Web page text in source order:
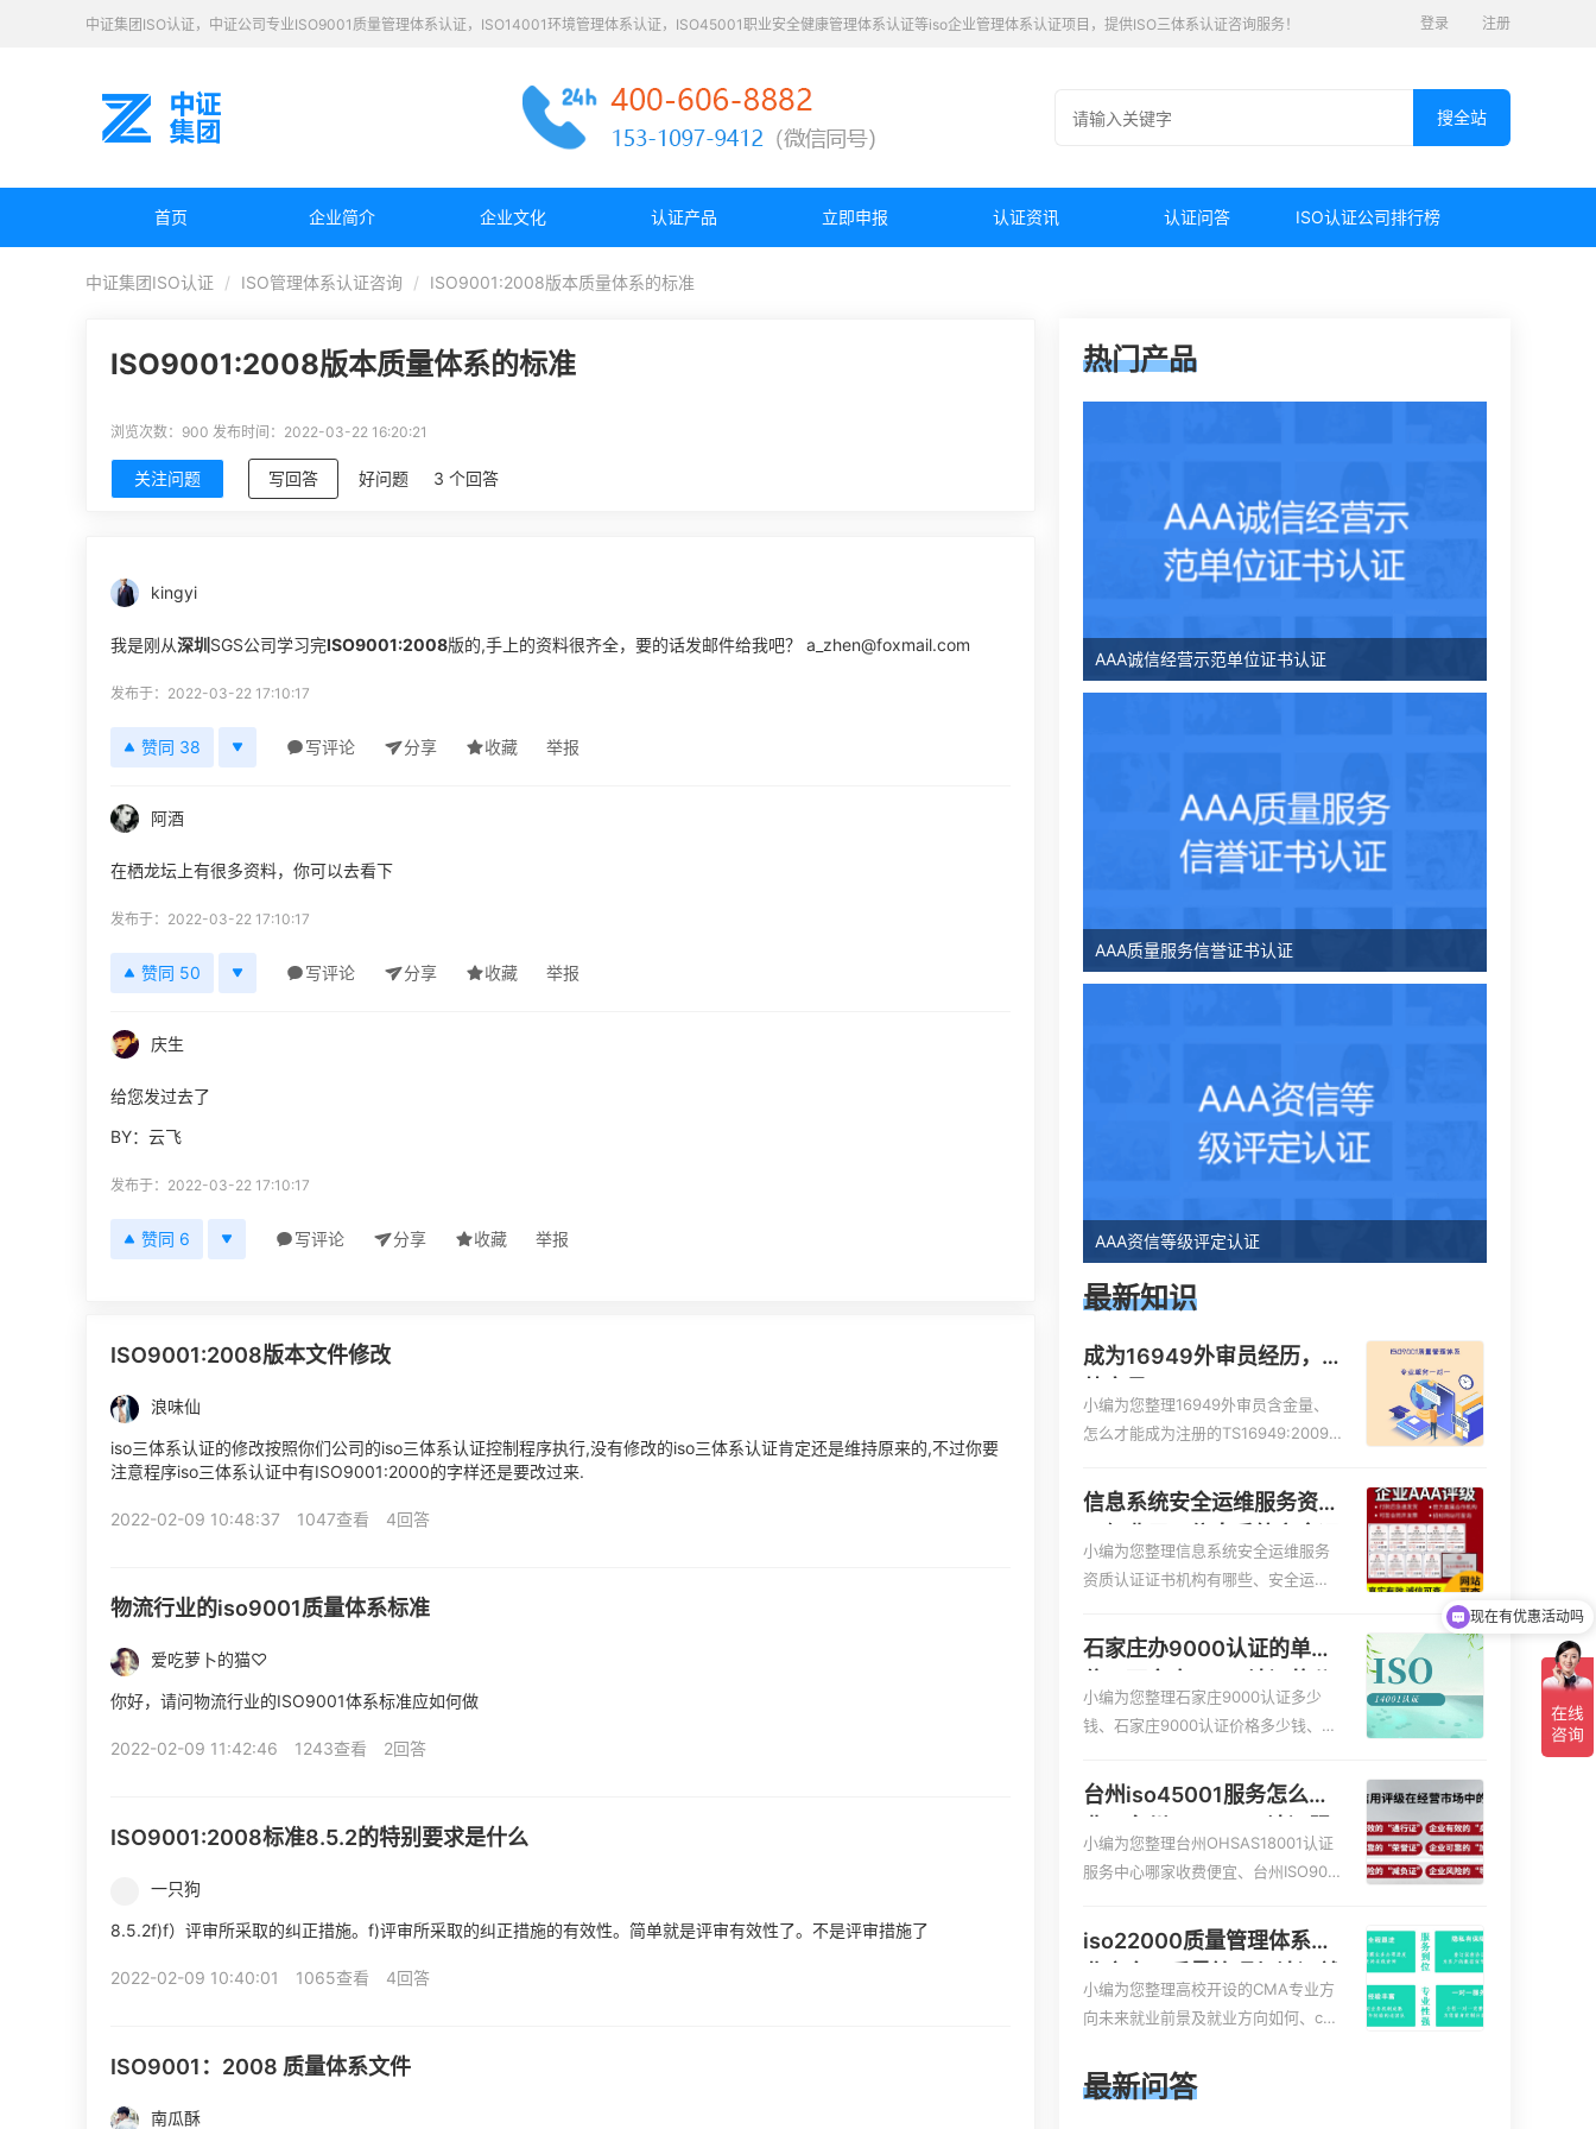
中证集团ISO认证，中证公司专业ISO9001质量管理体系认证，ISO14001环境管理体系认证，ISO45001职业安全健康管理体系认证等iso企业管理体系认证项目，提供ISO三体系认证咨询服务！ 登录 注册
首页 企业简介 企业文化 认证产品 立即申报 认证资讯 认证问答 ISO认证公司排行榜
中证集团ISO认证 ISO管理体系认证咨询 ISO9001:2008版本质量体系的标准
ISO9001:2008版本质量体系的标准
浏览次数：900 发布时间：2022-03-22 16:20:21
关注问题 写回答 好问题 3 个回答
kingyi
我是刚从深圳 SGS公司学习完ISO9001:2008版的,手上的资料很齐全，要的话发邮件给我吧？ a_zhen@foxmail.com
发布于：2022-03-22 17:10:17
赞同 38 写评论 分享 收藏 举报
阿酒
在栖龙坛上有很多资料，你可以去看下
发布于：2022-03-22 17:10:17
赞同 50 写评论 分享 收藏 举报
庆生
给您发过去了
BY：云飞
发布于：2022-03-22 17:10:17
赞同 6 写评论 分享 收藏 举报
ISO9001:2008版本文件修改
浪味仙
iso三体系认证的修改按照你们公司的iso三体系认证控制程序执行,没有修改的iso三体系认证肯定还是维持原来的,不过你要
注意程序iso三体系认证中有ISO9001:2000的字样还是要改过来.
2022-02-09 10:48:37 1047查看 4回答
物流行业的iso9001质量体系标准
爱吃萝卜的猫♡
你好，请问物流行业的ISO9001体系标准应如何做
2022-02-09 11:42:46 1243查看 2回答
ISO9001:2008标准8.5.2的特别要求是什么
一只狗
8.5.2f)f）评审所采取的纠正措施。f)评审所采取的纠正措施的有效性。简单就是评审有效性了。不是评审措施了
2022-02-09 10:40:01 1065查看 4回答
ISO9001：2008 质量体系文件
南瓜酥
热门产品
AAA诚信经营示范单位证书认证
AAA质量服务信誉证书认证
AAA资信等级评定认证
最新知识
成为16949外审员经历，
小编为您整理16949外审员含金量、
怎么才能成为注册的TS16949:2009
过不了解具体情况、iso9000外审
员、SA8000外审员培训相关iso体系
认证知识，详情可查看下方正文！
信息系统安全运维服务资质
维服务资质二级
小编为您整理信息系统安全运维服务
资质认证证书机构有哪些、安全运维
服务资质哪家便宜、安全运维服务资
质认证哪家效率高、信息系统安全集
成服务资质认证的申请书相关iso体系
认证知识，详情可查看下方正文！
石家庄办9000认证的单
司
小编为您整理石家庄9000认证多少
钱、石家庄9000认证价格多少钱、石
00认证价格贵吗、石家庄9000认证费
用大概多钱相关iso体系认证知识，详
情可查看下方正文！
台州iso45001服务怎么收
务怎么收费
小编为您整理台州OHSAS18001认证
服务中心哪家收费便宜、台州ISO900
E认证,台州机械机电CE认证、CE认证
怎么收费、温州科普ISO45001职业健
康安全管理体系认证收费标准是什么
相关iso体系认证知识，详情可查看下
iso22000质量管理体系就
业方向
小编为您整理高校开设的CMA专业方
向未来就业前景及就业方向如何、cm
的就业方向、cpa和cma未来就业方
向、大学生考完cma，就哪些就业方
最新问答
可以介绍下你们的产品么
现在有优惠活动吗